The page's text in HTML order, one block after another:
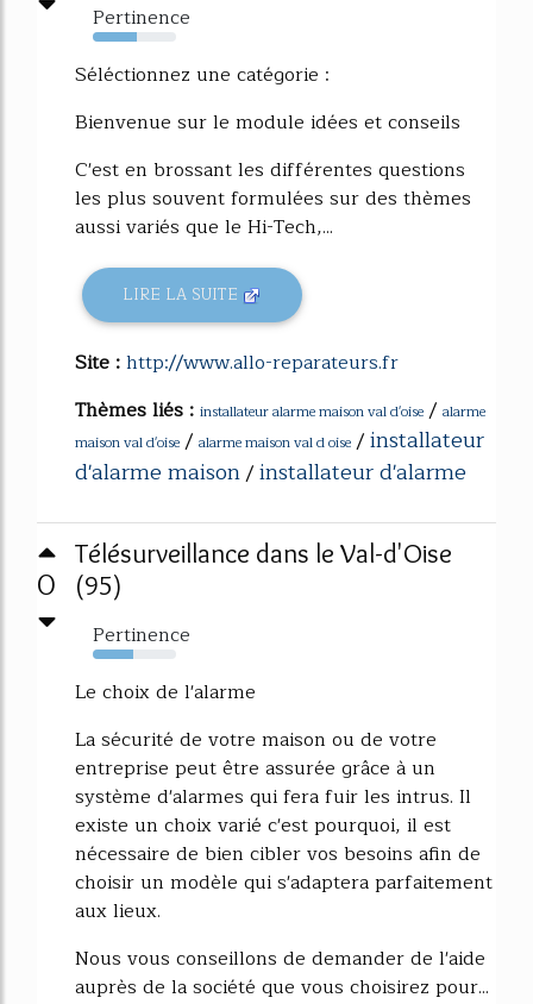
Pertinence
53%
Séléctionnez une catégorie :
Bienvenue sur le module idées et conseils
C'est en brossant les différentes questions
les plus souvent formulées sur des thèmes
aussi variés que le Hi-Tech,...
LIRE LA SUITE
Site :http://www.allo-reparateurs.fr
Thèmes liés : installateur alarme maison val d'oise / alarme
maison val d'oise / alarme maison val d oise /installateur
d'alarme maison/installateur d'alarme
0
Télésurveillance dans le Val-d'Oise
(95)
Pertinence
48%
Le choix de l'alarme
La sécurité de votre maison ou de votre
entreprise peut être assurée grâce à un
système d'alarmes qui fera fuir les intrus. Il
existe un choix varié c'est pourquoi, il est
nécessaire de bien cibler vos besoins afin de
choisir un modèle qui s'adaptera parfaitement
aux lieux.
Nous vous conseillons de demander de l'aide
auprès de la société que vous choisirez pour...